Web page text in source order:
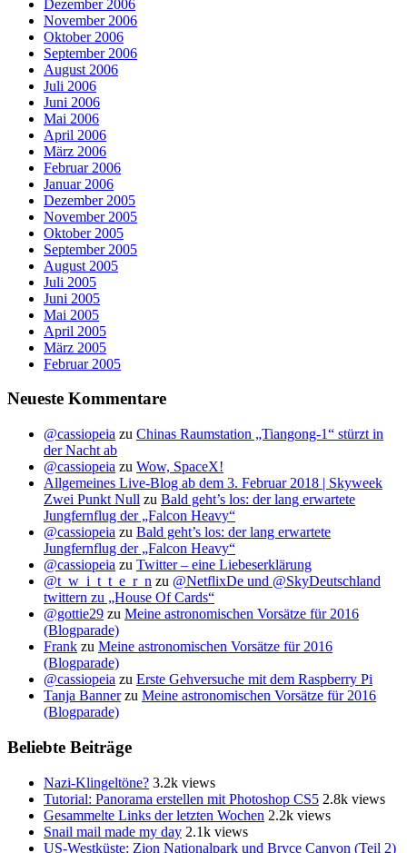
Dezember 2006
November 2006
Oktober 2006
September 2006
August 2006
Juli 2006
Juni 2006
Mai 2006
April 2006
März 2006
Februar 2006
Januar 2006
Dezember 2005
November 2005
Oktober 2005
September 2005
August 2005
Juli 2005
Juni 2005
Mai 2005
April 2005
März 2005
Februar 2005
Neueste Kommentare
@cassiopeia zu Chinas Raumstation „Tiangong-1“ stürzt in
der Nacht ab
@cassiopeia zu Wow, SpaceX!
Allgemeines Live-Blog ab dem 3. Februar 2018 | Skyweek
Zwei Punkt Null zu Bald geht’s los: der lang erwartete
Jungfernflug der „Falcon Heavy“
@cassiopeia zu Bald geht’s los: der lang erwartete
Jungfernflug der „Falcon Heavy“
@cassiopeia zu Twitter – eine Liebeserklärung
@t_w_i_t_t_e_r_n zu @NetflixDe und @SkyDeutschland
twittern zu „House Of Cards“
@gottie29 zu Meine astronomischen Vorsätze für 2016
(Blogparade)
Frank zu Meine astronomischen Vorsätze für 2016
(Blogparade)
@cassiopeia zu Erste Gehversuche mit dem Raspberry Pi
Tanja Bannerzu Meine astronomischen Vorsätze für 2016
(Blogparade)
Beliebte Beiträge
Nazi-Klingeltöne? 3.2k views
Tutorial: Panorama erstellen mit Photoshop CS5 2.8k views
Gesammelte Links der letzten Wochen 2.2k views
Snail mail made my day 2.1k views
US-Westküste: Zion Nationalpark und Bryce Canyon (Teil 2)